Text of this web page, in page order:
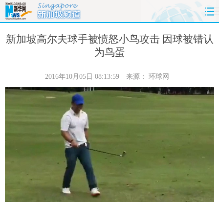
首页 时政 国际 财经
时尚 思客 地方 法治
台湾
能源 公司
视频 彩票
旅游 健康 信息化 数据
新加坡高尔夫球手被愤怒小鸟攻击 因球被错认
为鸟蛋
2016年10月05日 08:13:59 来源： 环球网